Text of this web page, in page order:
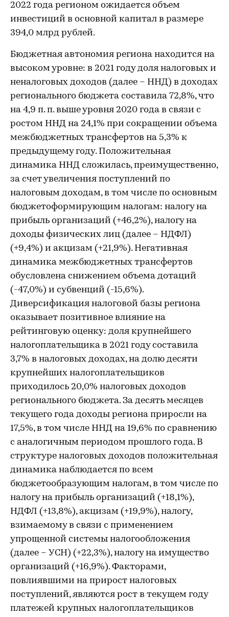
2022 года регионом ожидается объем
инвестиций в основной капитал в размере
394,0 млрд рублей.
Бюджетная автономия региона находится на
высоком уровне: в 2021 году доля налоговых и
неналоговых доходов (далее – ННД) в доходах
регионального бюджета составила 72,8%, что
на 4,9 п. п. выше уровня 2020 года в связи с
ростом ННД на 24,1% при сокращении объема
межбюджетных трансфертов на 5,3% к
предыдущему году. Положительная
динамика ННД сложилась, преимущественно,
за счет увеличения поступлений по
налоговым доходам, в том числе по основным
бюджетоформирующим налогам: налогу на
прибыль организаций (+46,2%), налогу на
доходы физических лиц (далее – НДФЛ)
(+9,4%) и акцизам (+21,9%). Негативная
динамика межбюджетных трансфертов
обусловлена снижением объема дотаций
(-47,0%) и субвенций (-15,6%).
Диверсификация налоговой базы региона
оказывает позитивное влияние на
рейтинговую оценку: доля крупнейшего
налогоплательщика в 2021 году составила
3,7% в налоговых доходах, на долю десяти
крупнейших налогоплательщиков
приходилось 20,0% налоговых доходов
регионального бюджета. За десять месяцев
текущего года доходы региона приросли на
17,5%, в том числе ННД на 19,6% по сравнению
с аналогичным периодом прошлого года. В
структуре налоговых доходов положительная
динамика наблюдается по всем
бюджетообразующим налогам, в том числе по
налогу на прибыль организаций (+18,1%),
НДФЛ (+13,8%), акцизам (+19,9%), налогу,
взимаемому в связи с применением
упрощенной системы налогообложения
(далее – УСН) (+22,3%), налогу на имущество
организаций (+16,9%). Факторами,
повлиявшими на прирост налоговых
поступлений, являются рост в текущем году
платежей крупных налогоплательщиков